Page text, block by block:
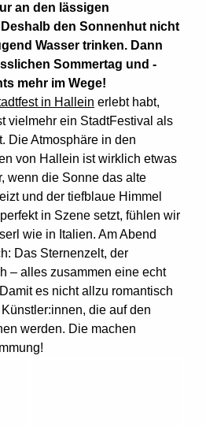
an den lässigen
den Sonnenhut nicht
Wasser trinken. Dann
Sommertag und -
mehr im Wege!
in Hallein erlebt habt,
vielmehr ein StadtFestival als
Die Atmosphäre in den
von Hallein ist wirklich etwas
wenn die Sonne das alte
und der tiefblaue Himmel
in Szene setzt, fühlen wir
wie in Italien. Am Abend
Das Sternenzelt, der
– alles zusammen eine echt
es nicht allzu romantisch
die auf den
werden. Die machen